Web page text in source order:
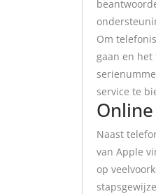
Om
gaan en
service te
Naast
van Apple
op